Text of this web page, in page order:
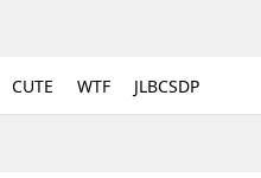
CUTE WTF JLBCSDP